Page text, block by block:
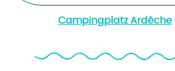
Campingplatz Ardèche